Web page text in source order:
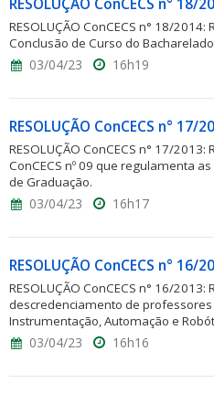
RESOLUÇÃO ConCECS n° 18/
RESOLUÇÃO ConCECS n° 18/
Conclusão de Curso do
03/04/23 16h19
RESOLUÇÃO ConCECS n° 17/
RESOLUÇÃO ConCECS n° 17/
ConCECS nº 09 que regulamenta
de Graduação.
03/04/23 16h17
RESOLUÇÃO ConCECS n° 16/
RESOLUÇÃO ConCECS n° 16/
descredenciamento de
Instrumentação, Automação e
03/04/23 16h16